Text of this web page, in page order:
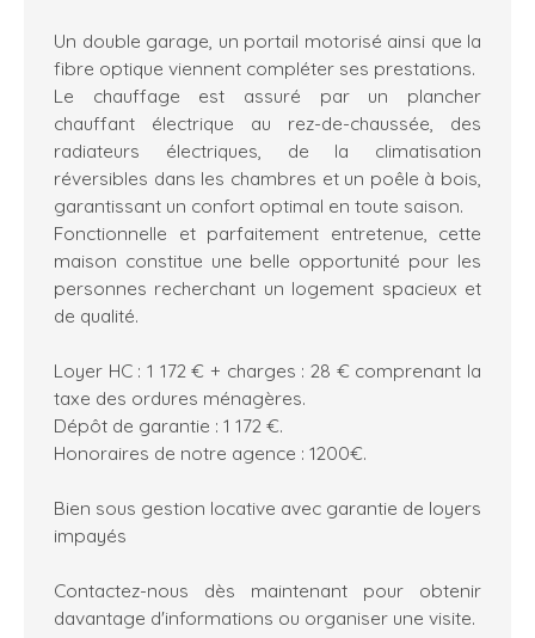
Un double garage, un portail motorisé ainsi que la
fibre optique viennent compléter ses prestations.
Le chauffage est assuré par un plancher
chauffant électrique au rez-de-chaussée, des
radiateurs électriques, de la climatisation
réversibles dans les chambres et un poêle à bois,
garantissant un confort optimal en toute saison.
Fonctionnelle et parfaitement entretenue, cette
maison constitue une belle opportunité pour les
personnes recherchant un logement spacieux et
de qualité.
Loyer HC : 1 172 € + charges : 28 € comprenant la
taxe des ordures ménagères.
Dépôt de garantie : 1 172 €.
Honoraires de notre agence : 1200€.
Bien sous gestion locative avec garantie de loyers
impayés
Contactez-nous dès maintenant pour obtenir
davantage d'informations ou organiser une visite.